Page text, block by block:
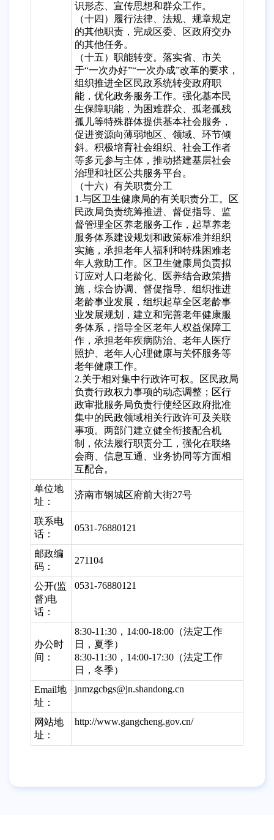
识形态、宣传思想和群众工作。
（十四）履行法律、法规、规章规定
的其他职责，完成区委、区政府交办
的其他任务。
（十五）职能转变。落实省、市关
于“一次办好”“一次办成”改革的要求，
组织推进全区民政系统转变政府职
能，优化政务服务工作。强化基本民
生保障职能，为困难群众、孤老孤残
孤儿等特殊群体提供基本社会服务，
促进资源向薄弱地区、领域、环节倾
斜。积极培育社会组织、社会工作者
等多元参与主体，推动搭建基层社会
治理和社区公共服务平台。
（十六）有关职责分工
1.与区卫生健康局的有关职责分工。区
民政局负责统筹推进、督促指导、监
督管理全区养老服务工作，起草养老
服务体系建设规划和政策标准并组织
实施，承担老年人福利和特殊困难老
年人救助工作。区卫生健康局负责拟
订应对人口老龄化、医养结合政策措
施，综合协调、督促指导、组织推进
老龄事业发展，组织起草全区老龄事
业发展规划，建立和完善老年健康服
务体系，指导全区老年人权益保障工
作，承担老年疾病防治、老年人医疗
照护、老年人心理健康与关怀服务等
老年健康工作。
2.关于相对集中行政许可权。区民政局
负责行政权力事项的动态调整；区行
政审批服务局负责行使经区政府批准
集中的民政领域相关行政许可及关联
事项。两部门建立健全衔接配合机
制，依法履行职责分工，强化在联络
会商、信息互通、业务协同等方面相
互配合。
单位地
址：
济南市钢城区府前大街27号
联系电
话：
0531-76880121
邮政编
码：
271104
公开(监
督)电
话：
0531-76880121
办公时
间：
8:30-11:30，14:00-18:00（法定工作
日，夏季）
8:30-11:30，14:00-17:30（法定工作
日，冬季）
Email地
址：
jnmzgcbgs@jn.shandong.cn
网站地
址：
http://www.gangcheng.gov.cn/